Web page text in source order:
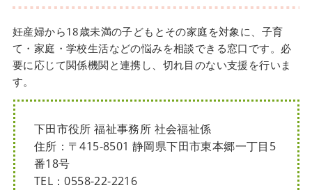
妊産婦から18歳未満の子どもとその家庭を対象に、子育
て・家庭・学校生活などの悩みを相談できる窓口です。必
要に応じて関係機関と連携し、切れ目のない支援を行いま
す。
下田市役所 福祉事務所 社会福祉係
住所：〒415-8501 静岡県下田市東本郷一丁目5
番18号
TEL：0558-22-2216